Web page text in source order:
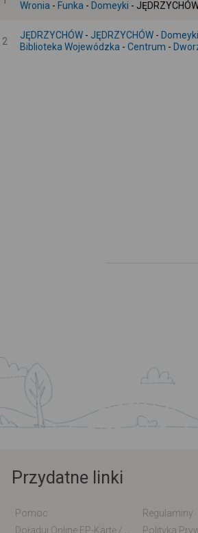
Wronia - Funka - Domeyki -
2
JĘDRZYCHÓW - JĘDRZYCHÓW - Domeyki
Biblioteka Wojewódzka - Centrum -
Przydatne linki
Pomoc
Regulaminy
Polityka